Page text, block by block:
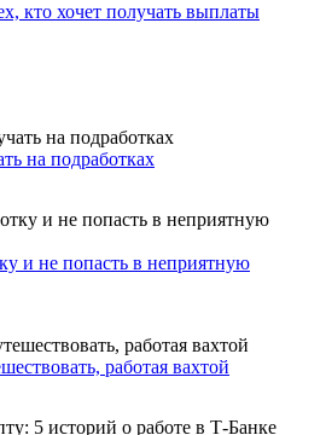
кто хочет получать выплаты
на подработках
и не попасть в неприятную
работая вахтой